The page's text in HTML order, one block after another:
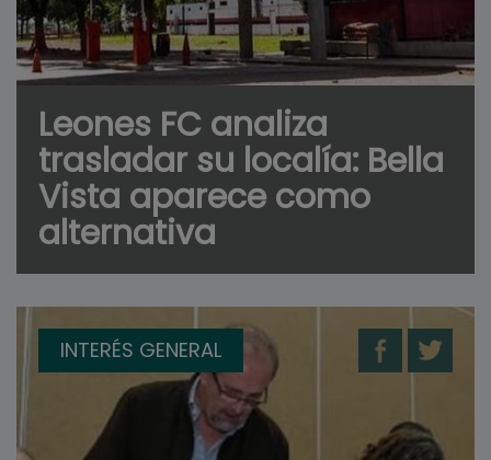
Leones FC analiza
trasladar su localía: Bella
Vista aparece como
alternativa
INTERÉS GENERAL